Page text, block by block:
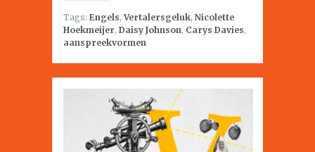
Tags: Engels,Vertalersgeluk, Nicolette
Hoekmeijer, Daisy Johnson, Carys Davies,
aanspreekvormen